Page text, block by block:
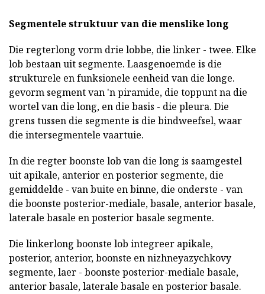
Segmentele struktuur van die menslike long
Die regterlong vorm drie lobbe, die linker - twee. Elke
lob bestaan uit segmente. Laasgenoemde is die
strukturele en funksionele eenheid van die longe.
gevorm segment van 'n piramide, die toppunt na die
wortel van die long, en die basis - die pleura. Die
grens tussen die segmente is die bindweefsel, waar
die intersegmentele vaartuie.
In die regter boonste lob van die long is saamgestel
uit apikale, anterior en posterior segmente, die
gemiddelde - van buite en binne, die onderste - van
die boonste posterior-mediale, basale, anterior basale,
laterale basale en posterior basale segmente.
Die linkerlong boonste lob integreer apikale,
posterior, anterior, boonste en nizhneyazychkovy
segmente, laer - boonste posterior-mediale basale,
anterior basale, laterale basale en posterior basale.